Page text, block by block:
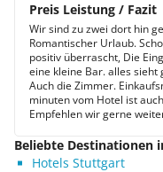
Preis Leistung / Fazit
Wir sind zu zwei dort hin
Romantischer Urlaub.
positiv überrascht, Die
eine kleine Bar. alles
Auch die Zimmer.
minuten vom Hotel ist
Empfehlen wir gerne
Beliebte Destinationen
Hotels Stuttgart